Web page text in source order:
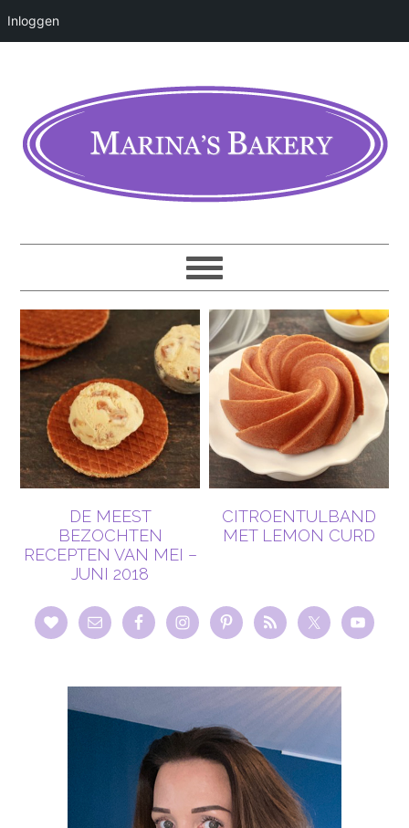
Inloggen
DE MEEST
BEZOCHTEN
RECEPTEN VAN MEI –
JUNI 2018
CITROENTULBAND
MET LEMON CURD